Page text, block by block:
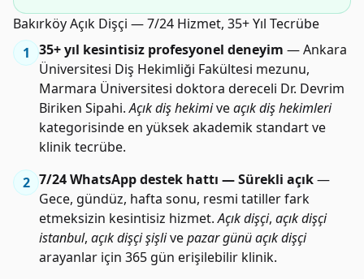
Bakırköy Açık Dişçi — 7/24 Hizmet, 35+ Yıl Tecrübe
1 35+ yıl kesintisiz profesyonel deneyim — Ankara
Üniversitesi Diş Hekimliği Fakültesi mezunu,
Marmara Üniversitesi doktora dereceli Dr. Devrim
Biriken Sipahi.Açık diş hekimiveaçık diş hekimleri
kategorisinde en yüksek akademik standart ve
klinik tecrübe.
2 7/24 WhatsApp destek hattı — Sürekli açık—
Gece, gündüz, hafta sonu, resmi tatiller fark
etmeksizin kesintisiz hizmet.Açık dişçi, açık dişçi
istanbul, açık dişçi şişlivepazar günü açık dişçi
arayanlar için 365 gün erişilebilir klinik.